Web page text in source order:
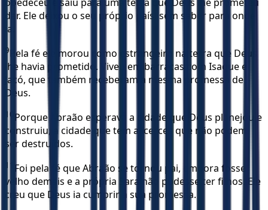
dar. Ele deixou o seu próprio país, sem saber para onde
ia.
9
Pela fé ele morou como estrangeiro na terra que Deus
lhe havia prometido. Viveu em barracas com Isaque e
Jacó, que também receberam a mesma promessa de
Deus.
10 Porque Abraão esperava a cidade que Deus planejou e
construiu, a cidade que tem alicerces que não podem
ser destruídos.
11
Foi pela fé que Abraão se tornou pai, embora fosse
velho demais e a própria Sara não pudesse ter filhos. Ele
creu que Deus ia cumprir a sua promessa.